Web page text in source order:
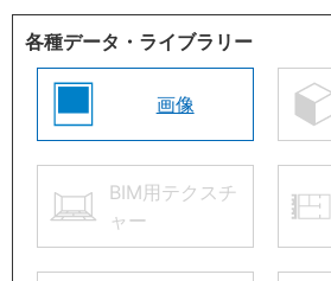
各種データ・ライブラリー
画像
BIM用テクスチ
ャー